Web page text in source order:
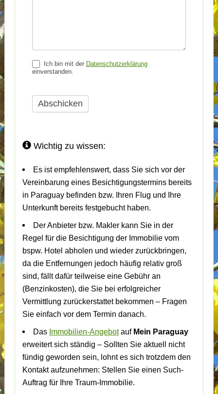
Ich bin mit der Datenschutzerklärung
einverstanden.
Abschicken
Wichtig zu wissen:
Es ist empfehlenswert, dass Sie sich vor der
Vereinbarung eines Besichtigungstermins bereits
in Paraguay befinden bzw. Ihren Flug und Ihre
Unterkunft bereits festgebucht haben.
Der Anbieter bzw. Makler kann Sie in der
Regel für die Besichtigung der Immobilie vom
bspw. Hotel abholen und wieder zurückbringen,
da die Entfernungen jedoch häufig relativ groß
sind, fällt dafür teilweise eine Gebühr an
(Benzinkosten), die Sie bei erfolgreicher
Vermittlung zurückerstattet bekommen – Fragen
Sie einfach vor dem Termin danach.
Das Immobilien-Angebotauf Mein Paraguay
erweitert sich ständig – Sollten Sie aktuell nicht
fündig geworden sein, lohnt es sich trotzdem den
Kontakt aufzunehmen: Stellen Sie einen Such-
Auftrag für Ihre Traum-Immobilie.